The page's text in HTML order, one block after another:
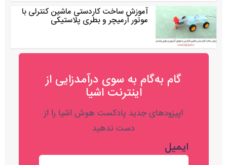
آموزش ساخت کاردستی ماشین کنترلی با
موتور آرمیچر و بطری پلاستیکی
گام به‌گام به‌ سوی درآمدزایی از
اینترنت اشیا
اپیزودهای جدید پادکست هوش اشیا را از
دست ندهید
ایمیل